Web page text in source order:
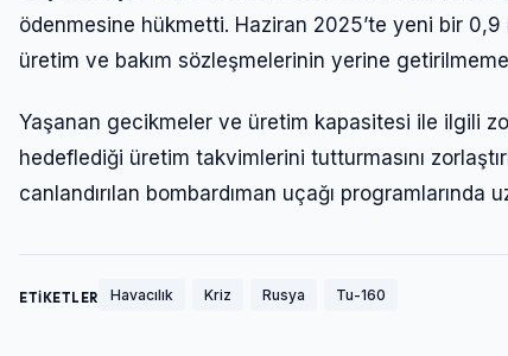
ödenmesine hükmetti. Haziran 2025’te yeni bir
üretim ve bakım sözleşmelerinin yerine
Yaşanan gecikmeler ve üretim kapasitesi ile ilgili
hedeflediği üretim takvimlerini tutturmasını
canlandırılan bombardıman uçağı
ETİKETLER Havacılık Kriz Rusya Tu-160